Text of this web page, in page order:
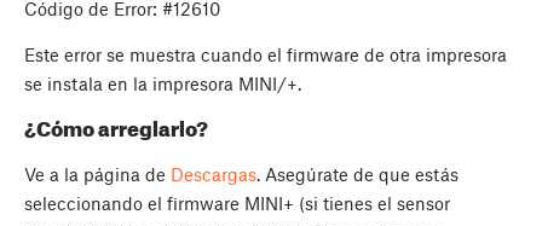
Código de Error: #12610
Este error se muestra cuando el firmware de otra impresora
se instala en la impresora MINI/+.
¿Cómo arreglarlo?
Ve a la página de Descargas. Asegúrate de que estás
seleccionando el firmware MINI+ (si tienes el sensor